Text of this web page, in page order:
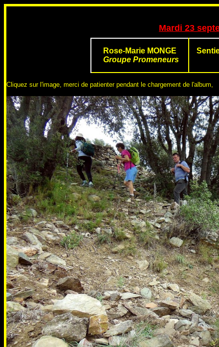
Mardi 23
Rose-Marie MONGE
Groupe Promeneurs
Cliquez sur l'image, merci de patienter pendant le chargement de l'album,